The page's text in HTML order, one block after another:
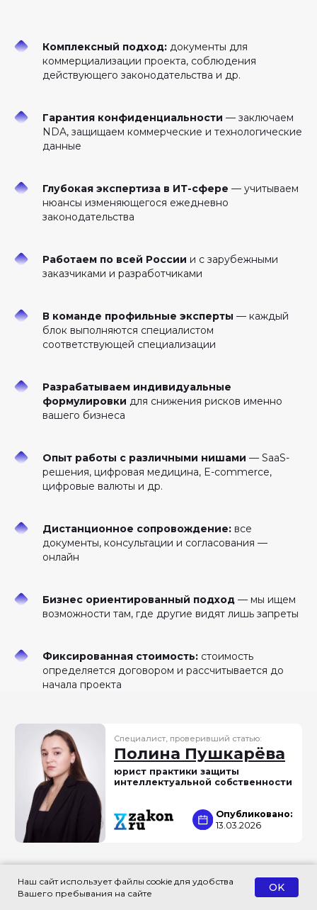
Комплексный подход: документы для
коммерциализации проекта, соблюдения
действующего законодательства и др.
Гарантия конфиденциальности — заключаем
NDA, защищаем коммерческие и технологические
данные
Глубокая экспертиза в ИТ-сфере — учитываем
нюансы изменяющегося ежедневно
законодательства
Работаем по всей России и с зарубежными
заказчиками и разработчиками
В команде профильные эксперты — каждый
блок выполняются специалистом
соответствующей специализации
Разрабатываем индивидуальные
формулировки для снижения рисков именно
вашего бизнеса
Опыт работы с различными нишами — SaaS-
решения, цифровая медицина, E-commerce,
цифровые валюты и др.
Дистанционное сопровождение: все
документы, консультации и согласования —
онлайн
Бизнес ориентированный подход — мы ищем
возможности там, где другие видят лишь запреты
Фиксированная стоимость: стоимость
определяется договором и рассчитывается до
начала проекта
Наш сайт использует файлы cookie для удобства
Вашего пребывания на сайте
OK